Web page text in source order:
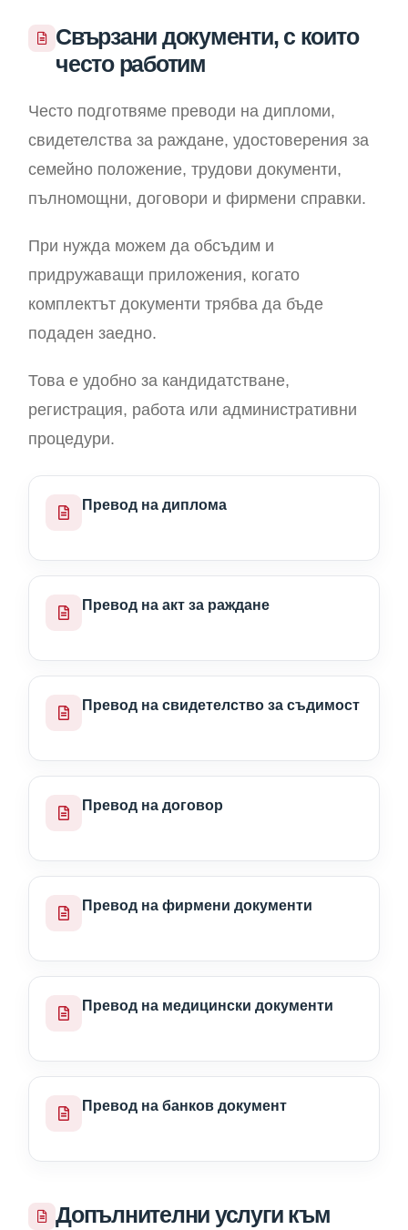
Свързани документи, с които
често работим
Често подготвяме преводи на дипломи,
свидетелства за раждане, удостоверения за
семейно положение, трудови документи,
пълномощни, договори и фирмени справки.
При нужда можем да обсъдим и
придружаващи приложения, когато
комплектът документи трябва да бъде
подаден заедно.
Това е удобно за кандидатстване,
регистрация, работа или административни
процедури.
Превод на диплома
Превод на акт за раждане
Превод на свидетелство за съдимост
Превод на договор
Превод на фирмени документи
Превод на медицински документи
Превод на банков документ
Допълнителни услуги към